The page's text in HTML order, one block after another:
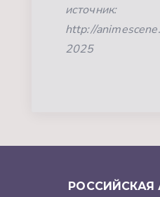
источник:
http://
2025
РОССИЙСКАЯ